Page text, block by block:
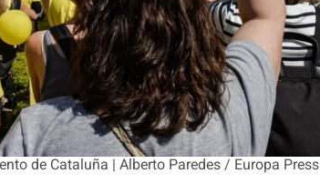
de Cataluña | Alberto Paredes / Europa Press